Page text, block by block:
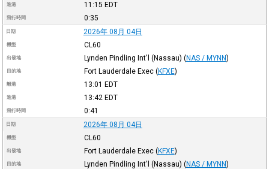
進港 11:15 EDT
飛行時間 0:35
日期 2026年 08月 04日
機型 CL60
出發地 Lynden Pindling Int'l (Nassau) (NAS / MYNN)
目的地 Fort Lauderdale Exec (KFXE)
離港 13:01 EDT
進港 13:42 EDT
飛行時間 0:41
日期 2026年 08月 04日
機型 CL60
出發地 Fort Lauderdale Exec (KFXE)
目的地 Lynden Pindling Int'l (Nassau) (NAS / MYNN)